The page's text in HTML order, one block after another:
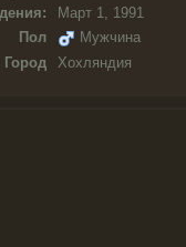
Март 1, 1991
Пол
Мужчина
Город
Хохляндия